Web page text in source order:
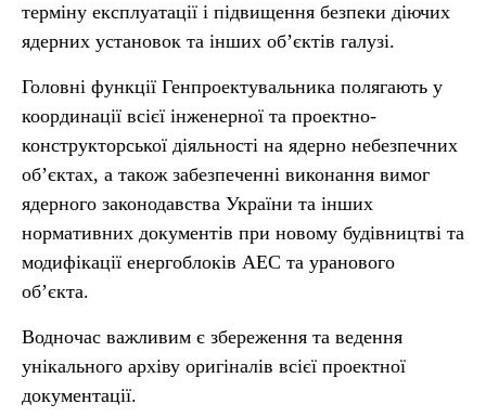
терміну експлуатації і підвищення безпеки діючих
ядерних установок та інших об’єктів галузі.
Головні функції Генпроектувальника полягають у
координації всієї інженерної та проектно-
конструкторської діяльності на ядерно небезпечних
об’єктах, а також забезпеченні виконання вимог
ядерного законодавства України та інших
нормативних документів при новому будівництві та
модифікації енергоблоків АЕС та уранового
об’єкта.
Водночас важливим є збереження та ведення
унікального архіву оригіналів всієї проектної
документації.